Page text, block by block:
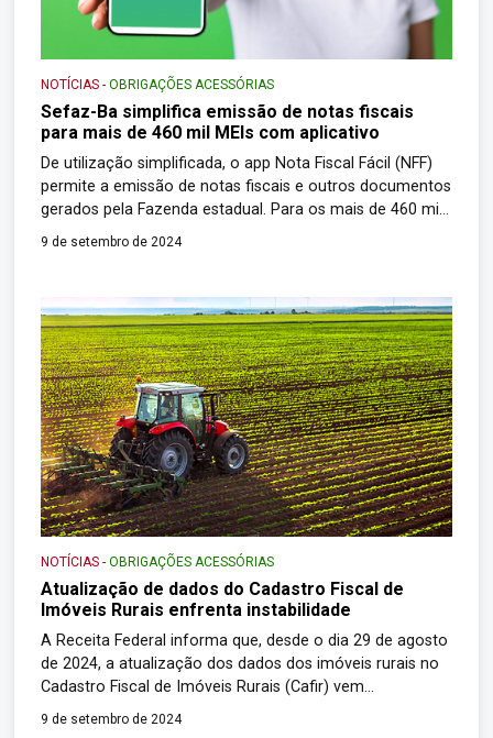
NOTÍCIAS -OBRIGAÇÕES ACESSÓRIAS
Sefaz-Ba simplifica emissão de notas fiscais
para mais de 460 mil MEIs com aplicativo
De utilização simplificada, o app Nota Fiscal Fácil (NFF)
permite a emissão de notas fiscais e outros documentos
gerados pela Fazenda estadual. Para os mais de 460 mil
microempreendedores individuais (MEIs) em atuação na
Fazenda do Estado […]
9 de setembro de 2024
NOTÍCIAS -OBRIGAÇÕES ACESSÓRIAS
Atualização de dados do Cadastro Fiscal de
Imóveis Rurais enfrenta instabilidade
A Receita Federal informa que, desde o dia 29 de agosto
de 2024, a atualização dos dados dos imóveis rurais no
Cadastro Fiscal de Imóveis Rurais (Cafir) vem
enfrentando instabilidade. O problema foi identificado na
9 de setembro de 2024